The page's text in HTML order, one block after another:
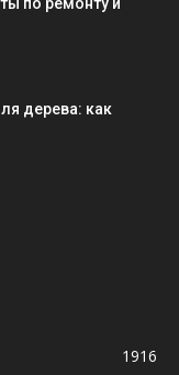
по ремонту и
дерева: как
1916